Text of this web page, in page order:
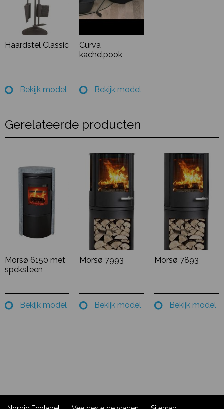
Haardstel Classic
Bekijk model
Curva
kachelpook
Bekijk model
Gerelateerde producten
Morsø 6150 met
speksteen
Bekijk model
Morsø 7993
Bekijk model
Morsø 7893
Bekijk model